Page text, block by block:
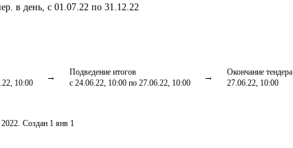
в день, с 01.07.22 по 31.12.22
10:00
Подведение итогов
с 24.06.22, 10:00 по 27.06.22, 10:00
Окончание тендера
27.06.22, 10:00
. Создан 1 янв 1